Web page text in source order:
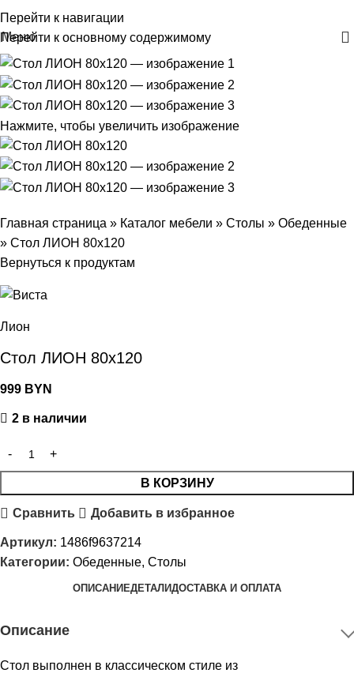
Перейти к навигации
Перейти к основному содержимому
Меню
Нажмите, чтобы увеличить изображение
Главная страница » Каталог мебели » Столы » Обеденные
» Стол ЛИОН 80х120
Вернуться к продуктам
Лион
Стол ЛИОН 80х120
999 BYN
2 в наличии
В КОРЗИНУ
Сравнить Добавить в избранное
Артикул: 1486f9637214
Категории: Обеденные, Столы
ОПИСАНИЕДЕТАЛИДОСТАВКА И ОПЛАТА
Описание
Стол выполнен в классическом стиле из